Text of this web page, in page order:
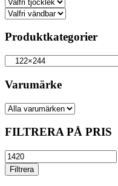
Produktkategorier
Varumärke
FILTRERA PÅ PRIS
Min
prisFiltrera